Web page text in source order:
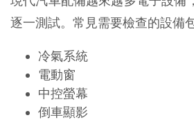
逐一測試。常見需要檢查的設備
冷氣系統
電動窗
中控螢幕
倒車顯影